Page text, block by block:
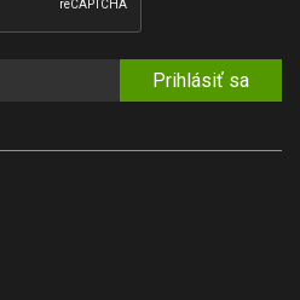
Prihlásiť sa